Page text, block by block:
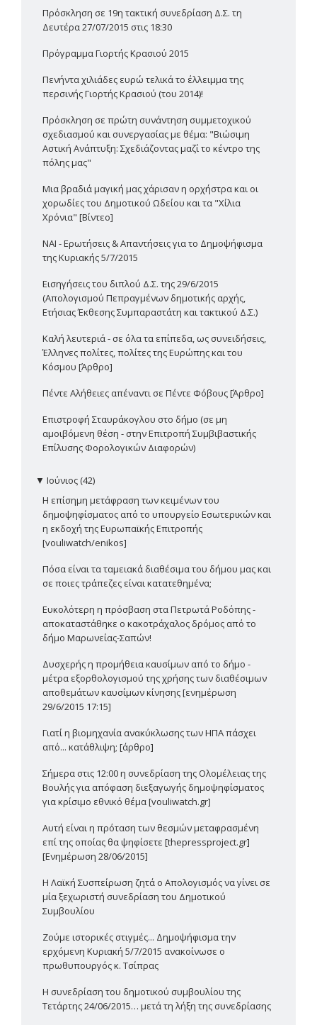
Πρόσκληση σε 19η τακτική συνεδρίαση Δ.Σ. τη
Δευτέρα 27/07/2015 στις 18:30
Πρόγραμμα Γιορτής Κρασιού 2015
Πενήντα χιλιάδες ευρώ τελικά το έλλειμμα της
περσινής Γιορτής Κρασιού (του 2014)!
Πρόσκληση σε πρώτη συνάντηση συμμετοχικού
σχεδιασμού και συνεργασίας με θέμα: "Βιώσιμη
Αστική Ανάπτυξη: Σχεδιάζοντας μαζί το κέντρο της
πόλης μας"
Μια βραδιά μαγική μας χάρισαν η ορχήστρα και οι
χορωδίες του Δημοτικού Ωδείου και τα "Χίλια
Χρόνια" [Βίντεο]
ΝΑΙ - Ερωτήσεις & Απαντήσεις για το Δημοψήφισμα
της Κυριακής 5/7/2015
Εισηγήσεις του διπλού Δ.Σ. της 29/6/2015
(Απολογισμού Πεπραγμένων δημοτικής αρχής,
Ετήσιας Έκθεσης Συμπαραστάτη και τακτικού Δ.Σ.)
Καλή λευτεριά - σε όλα τα επίπεδα, ως συνειδήσεις,
Έλληνες πολίτες, πολίτες της Ευρώπης και του
Κόσμου [Άρθρο]
Πέντε Αλήθειες απέναντι σε Πέντε Φόβους [Άρθρο]
Επιστροφή Σταυράκογλου στο δήμο (σε μη
αμοιβόμενη θέση - στην Επιτροπή Συμβιβαστικής
Επίλυσης Φορολογικών Διαφορών)
▼ Ιούνιος (42)
Η επίσημη μετάφραση των κειμένων του
δημοψηφίσματος από το υπουργείο Εσωτερικών και
η εκδοχή της Ευρωπαϊκής Επιτροπής
[vouliwatch/enikos]
Πόσα είναι τα ταμειακά διαθέσιμα του δήμου μας και
σε ποιες τράπεζες είναι κατατεθημένα;
Ευκολότερη η πρόσβαση στα Πετρωτά Ροδόπης -
αποκαταστάθηκε ο κακοτράχαλος δρόμος από το
δήμο Μαρωνείας-Σαπών!
Δυσχερής η προμήθεια καυσίμων από το δήμο -
μέτρα εξορθολογισμού της χρήσης των διαθέσιμων
αποθεμάτων καυσίμων κίνησης [ενημέρωση
29/6/2015 17:15]
Γιατί η βιομηχανία ανακύκλωσης των ΗΠΑ πάσχει
από... κατάθλιψη; [άρθρο]
Σήμερα στις 12:00 η συνεδρίαση της Ολομέλειας της
Βουλής για απόφαση διεξαγωγής δημοψηφίσματος
για κρίσιμο εθνικό θέμα [vouliwatch.gr]
Αυτή είναι η πρόταση των θεσμών μεταφρασμένη
επί της οποίας θα ψηφίσετε [thepressproject.gr]
[Ενημέρωση 28/06/2015]
Η Λαϊκή Συσπείρωση ζητά ο Απολογισμός να γίνει σε
μία ξεχωριστή συνεδρίαση του Δημοτικού
Συμβουλίου
Ζούμε ιστορικές στιγμές... Δημοψήφισμα την
ερχόμενη Κυριακή 5/7/2015 ανακοίνωσε ο
πρωθυπουργός κ. Τσίπρας
Η συνεδρίαση του δημοτικού συμβουλίου της
Τετάρτης 24/06/2015… μετά τη λήξη της συνεδρίασης